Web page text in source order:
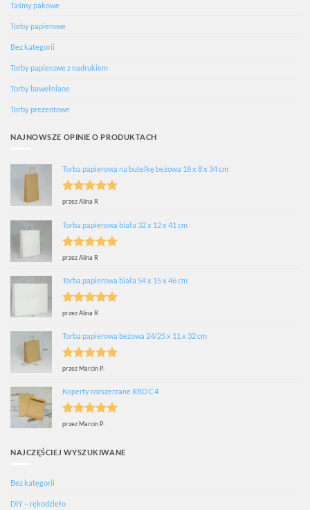
Taśmy pakowe
Torby papierowe
Bez kategorii
Torby papierowe z nadrukiem
Torby bawełniane
Torby prezentowe
NAJNOWSZE OPINIE O PRODUKTACH
Torba papierowa na butelkę beżowa 18 x 8 x 34 cm
Oceniono
przez Alina R
Torba papierowa biała 32 x 12 x 41 cm
Oceniono
przez Alina R
Torba papierowa biała 54 x 15 x 46 cm
Oceniono
przez Alina R
Torba papierowa beżowa 24/25 x 11 x 32 cm
Oceniono
przez Marcin P.
Koperty rozszerzane RBD C4
Oceniono
przez Marcin P.
NAJCZĘŚCIEJ WYSZUKIWANE
Bez kategorii
DIY – rękodzieło